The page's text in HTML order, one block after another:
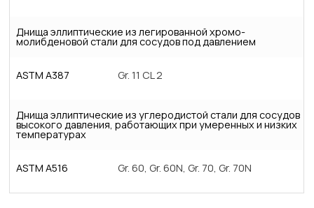
Днища эллиптические из легированной хромо-
молибденовой стали для сосудов под давлением
ASTM A387 Gr. 11 CL 2
Днища эллиптические из углеродистой стали для сосудов
высокого давления, работающих при умеренных и низких
температурах
ASTM A516 Gr. 60, Gr. 60N, Gr. 70, Gr. 70N